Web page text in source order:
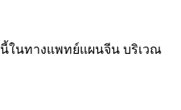
ในทางแพทย์แผนจีน บริเวณ